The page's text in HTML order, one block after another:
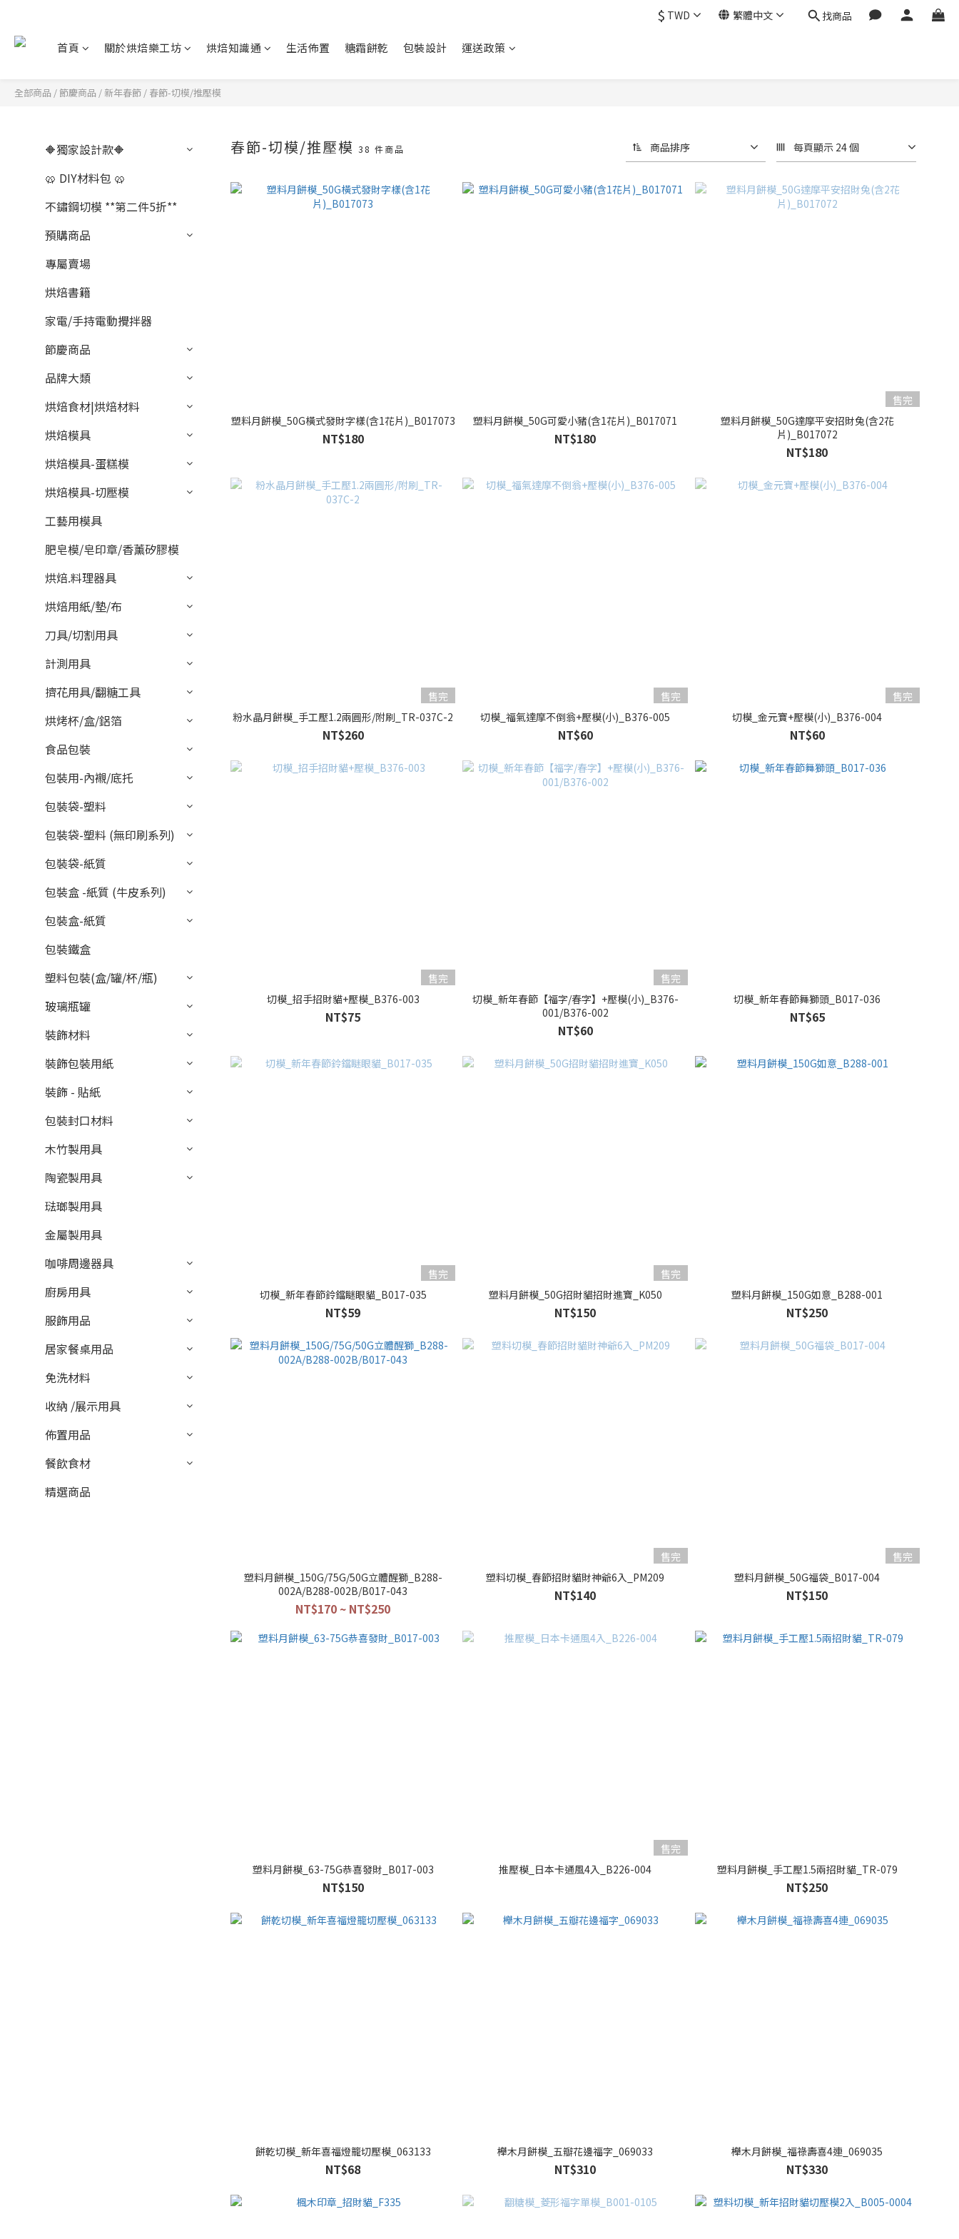
$ TWD 繁體中文 找商品
首頁 關於烘焙樂工坊 烘焙知識通 生活佈置 糖霜餅乾 包裝設計 運送政策
全部商品 / 節慶商品 /新年春節 / 春節-切模/推壓模
🔶獨家設計款🔶
🥨 DIY材料包 🥨
不鏽鋼切模 **第二件5折**
預購商品
專屬賣場
烘焙書籍
家電/手持電動攪拌器
節慶商品
品牌大類
烘焙食材|烘焙材料
烘焙模具
烘焙模具-蛋糕模
烘焙模具-切壓模
工藝用模具
肥皂模/皂印章/香薰矽膠模
烘焙.料理器具
烘焙用紙/墊/布
刀具/切割用具
計測用具
擠花用具/翻糖工具
烘烤杯/盒/鋁箔
食品包裝
包裝用-內襯/底托
包裝袋-塑料
包裝袋-塑料 (無印刷系列)
包裝袋-紙質
包裝盒 -紙質 (牛皮系列)
包裝盒-紙質
包裝鐵盒
塑料包裝(盒/罐/杯/瓶)
玻璃瓶罐
裝飾材料
裝飾包裝用紙
裝飾 - 貼紙
包裝封口材料
木竹製用具
陶瓷製用具
琺瑯製用具
金屬製用具
咖啡周邊器具
廚房用具
服飾用品
居家餐桌用品
免洗材料
收納 /展示用具
佈置用品
餐飲食材
精選商品
春節-切模/推壓模38 件商品 商品排序 每頁顯示 24 個
塑料月餅模_50G橫式發財字樣(含1花片)_B017073
NT$180
塑料月餅模_50G可愛小豬(含1花片)_B017071
NT$180
售完
塑料月餅模_50G達摩平安招財兔(含2花
片)_B017072
NT$180
售完
粉水晶月餅模_手工壓1.2兩圓形/附刷_TR-037C-2
NT$260
售完
切模_福氣達摩不倒翁+壓模(小)_B376-005
NT$60
售完
切模_金元寶+壓模(小)_B376-004
NT$60
售完
切模_招手招財貓+壓模_B376-003
NT$75
售完
切模_新年春節【福字/春字】+壓模(小)_B376-
001/B376-002
NT$60
切模_新年春節舞獅頭_B017-036
NT$65
售完
切模_新年春節鈴鐺瞇眼貓_B017-035
NT$59
售完
塑料月餅模_50G招財貓招財進寶_K050
NT$150
塑料月餅模_150G如意_B288-001
NT$250
塑料月餅模_150G/75G/50G立體醒獅_B288-
002A/B288-002B/B017-043
NT$170 ~ NT$250
售完
塑料切模_春節招財貓財神爺6入_PM209
NT$140
售完
塑料月餅模_50G福袋_B017-004
NT$150
塑料月餅模_63-75G恭喜發財_B017-003
NT$150
售完
推壓模_日本卡通風4入_B226-004
塑料月餅模_手工壓1.5兩招財貓_TR-079
NT$250
餅乾切模_新年喜福燈籠切壓模_063133
NT$68
櫸木月餅模_五瓣花邊福字_069033
NT$310
櫸木月餅模_福祿壽喜4連_069035
NT$330